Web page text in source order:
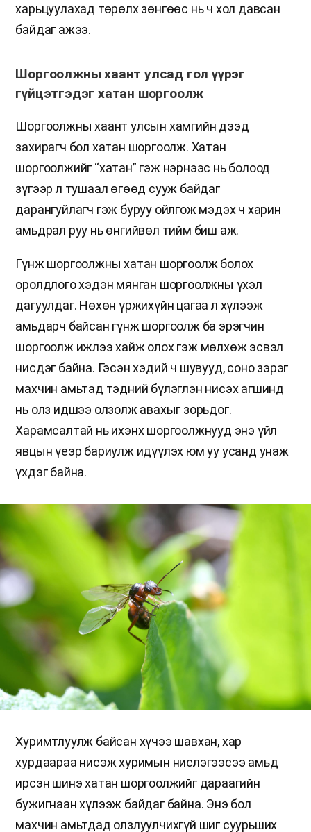
харьцуулахад төрөлх зөнгөөс нь ч хол давсан
байдаг ажээ.
Шоргоолжны хаант улсад гол үүрэг
гүйцэтгэдэг хатан шоргоолж
Шоргоолжны хаант улсын хамгийн дээд
захирагч бол хатан шоргоолж. Хатан
шоргоолжийг “хатан” гэж нэрнээс нь болоод
зүгээр л тушаал өгөөд сууж байдаг
дарангуйлагч гэж буруу ойлгож мэдэх ч харин
амьдрал руу нь өнгийвөл тийм биш аж.
Гүнж шоргоолжны хатан шоргоолж болох
оролдлого хэдэн мянган шоргоолжны үхэл
дагуулдаг. Нөхөн үржихүйн цагаа л хүлээж
амьдарч байсан гүнж шоргоолж ба эрэгчин
шоргоолж ижлээ хайж олох гэж мөлхөж эсвэл
нисдэг байна. Гэсэн хэдий ч шувууд, соно зэрэг
махчин амьтад тэдний бүлэглэн нисэх агшинд
нь олз идшээ олзолж авахыг зорьдог.
Харамсалтай нь ихэнх шоргоолжнууд энэ үйл
явцын үеэр бариулж идүүлэх юм уу усанд унаж
үхдэг байна.
Хуримтлуулж байсан хүчээ шавхан, хар
хурдаараа нисэж хуримын нислэгээсээ амьд
ирсэн шинэ хатан шоргоолжийг дараагийн
бужигнаан хүлээж байдаг байна. Энэ бол
махчин амьтдад олзлуулчихгүй шиг суурьших